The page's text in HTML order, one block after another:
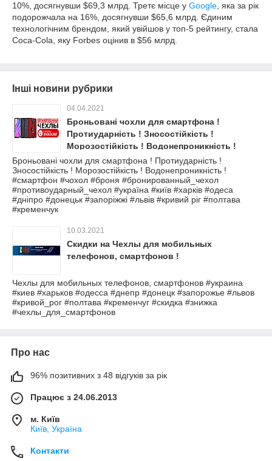
10%, досягнувши $69,3 млрд. Третє місце у Google, яка за рік
подорожчала на 16%, досягнувши $65,6 млрд. Єдиним
технологічним брендом, який увійшов у топ-5 рейтингу, стала
Coca-Cola, яку Forbes оцінив в $56 млрд.
Інші новини рубрики
04.04.2021
Броньовані чохли для смартфона !
Протиударність ! Зносостійкість !
Морозостійкість ! Водонепроникність !
Броньовані чохли для смартфона ! Протиударність !
Зносостійкість ! Морозостійкість ! Водонепроникність !
#смартфон #чохол #броня #бронированный_чехол
#противоударный_чехол #україна #київ #харків #одеса
#дніпро #донецьк #запоріжжі #львів #кривий ріг #полтава
#кременчук
10.03.2021
Скидки на Чехлы для мобильных
телефонов, смартфонов !
Чехлы для мобильных телефонов, смартфонов #украина
#киев #харьков #одесса #днепр #донецк #запорожье #львов
#кривой_рог #полтава #кременчуг #скидка #знижка
#чехлы_для_смартфонов
Про нас
96% позитивних з 48 відгуків за рік
Працює з 24.06.2013
м. Київ
Київ, Україна
Контакти